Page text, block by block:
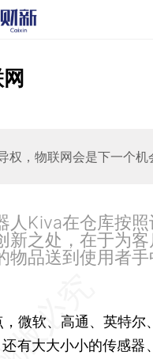
权，物联网会是下一个机
人Kiva在仓库按
新之处，在于为客
品送到使用者手
软、高通、英特尔
有大大小小的传感器